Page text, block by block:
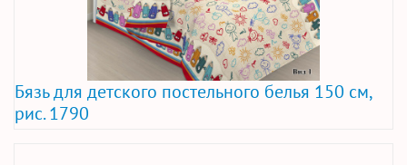
Бязь для детского постельного белья 150 см,
рис. 1790